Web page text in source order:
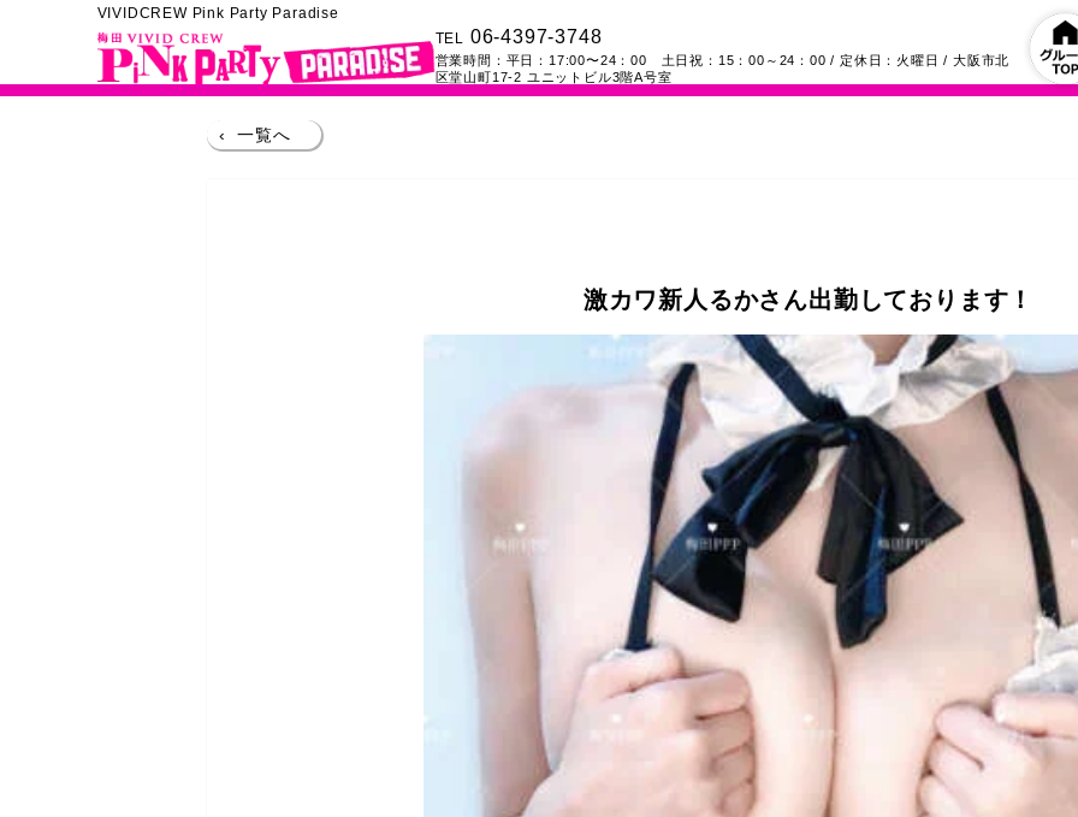
VIVIDCREW Pink Party Paradise
TEL 06-4397-3748
営業時間： 平日：17:00〜24：00 土日祝：15：00～24：00 / 定休日：火曜日 /大阪市北
区堂山町17-2 ユニットビル3階A号室
‹ 一覧へ
激カワ新人るかさん出勤しております！